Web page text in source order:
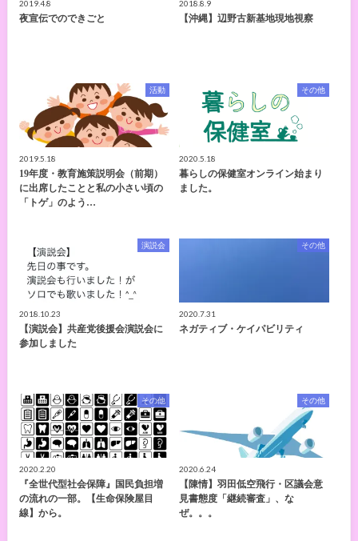
2019.4.8
夜宣伝でのできごと
2018.8.9
【沖縄】辺野古新基地現地視察
活動
2019.5.18
19年度・教育施策説明会（前期）
に出席したことと私の小さい頃の
「トゲ」のよう…
その他
2020.5.18
暮らしの保健室オンライン始まり
ました。
演説会
2018.10.23
【演説会】共産党後援会演説会に
参加しました
その他
2020.7.31
ネガティブ・ケイパビリティ
その他
2020.2.20
『全世代型社会保障』国民負担増
の流れの一部。【生命保険屋目
線】から。
その他
2020.6.24
【陳情】羽田低空飛行・区議会意
見書態度「継続審査」、な
ぜ。。。